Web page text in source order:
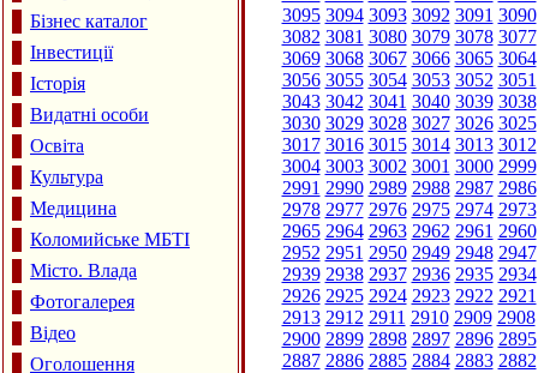
Бізнес каталог
Інвестиції
Історія
Видатні особи
Освіта
Культура
Медицина
Коломийське МБТІ
Місто. Влада
Фотогалерея
Відео
Оголошення
3095 3094 3093 3092 3091 3090
3082 3081 3080 3079 3078 3077
3069 3068 3067 3066 3065 3064
3056 3055 3054 3053 3052 3051
3043 3042 3041 3040 3039 3038
3030 3029 3028 3027 3026 3025
3017 3016 3015 3014 3013 3012
3004 3003 3002 3001 3000 2999
2991 2990 2989 2988 2987 2986
2978 2977 2976 2975 2974 2973
2965 2964 2963 2962 2961 2960
2952 2951 2950 2949 2948 2947
2939 2938 2937 2936 2935 2934
2926 2925 2924 2923 2922 2921
2913 2912 2911 2910 2909 2908
2900 2899 2898 2897 2896 2895
2887 2886 2885 2884 2883 2882